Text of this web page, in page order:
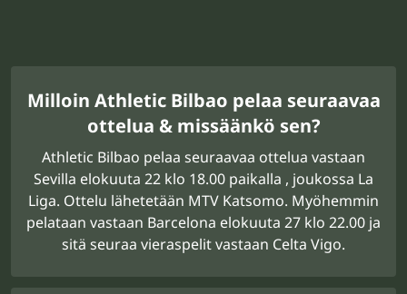
Milloin Athletic Bilbao pelaa seuraavaa
ottelua & missäänkö sen?
Athletic Bilbao pelaa seuraavaa ottelua vastaan
Sevilla elokuuta 22 klo 18.00 paikalla , joukossa La
Liga. Ottelu lähetetään MTV Katsomo. Myöhemmin
pelataan vastaan Barcelona elokuuta 27 klo 22.00 ja
sitä seuraa vieraspelit vastaan Celta Vigo.